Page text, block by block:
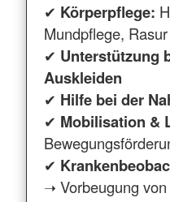
✔ Körperpflege:
Mundpflege, Rasur
✔ Unterstützung
Auskleiden
✔ Hilfe bei der
✔ Mobilisation &
✔
➝ Vorbeugung von